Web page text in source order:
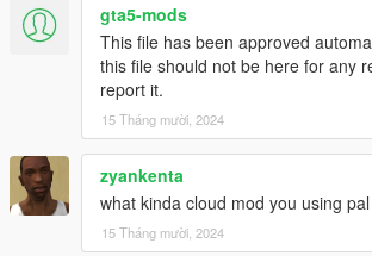
gta5-mods
This file has been approved
this file should not be here for any
report it.
15 Tháng mười, 2024
zyankenta
what kinda cloud mod you using pal
15 Tháng mười, 2024